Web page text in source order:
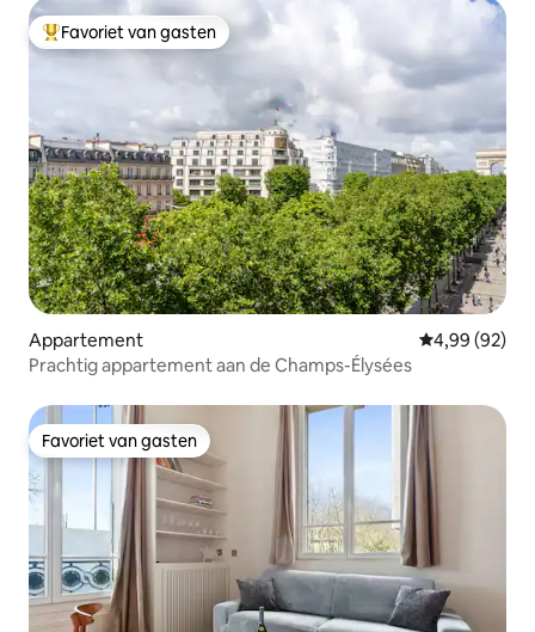
Topfavoriet van gasten
Favoriet van gasten
Appartement Gemiddelde
4,99 (92)
Prachtig appartement aan de Champs-Élysées
Favoriet van gasten
Favoriet van gasten